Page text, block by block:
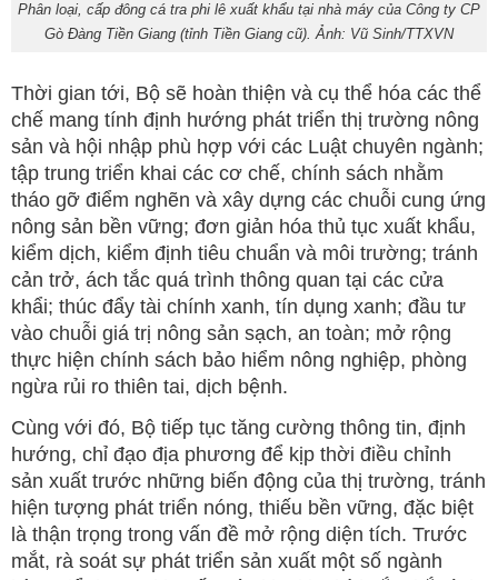
Phân loại, cấp đông cá tra phi lê xuất khẩu tại nhà máy của Công ty CP
Gò Đàng Tiền Giang (tỉnh Tiền Giang cũ). Ảnh: Vũ Sinh/TTXVN
Thời gian tới, Bộ sẽ hoàn thiện và cụ thể hóa các thể
chế mang tính định hướng phát triển thị trường nông
sản và hội nhập phù hợp với các Luật chuyên ngành;
tập trung triển khai các cơ chế, chính sách nhằm
tháo gỡ điểm nghẽn và xây dựng các chuỗi cung ứng
nông sản bền vững; đơn giản hóa thủ tục xuất khẩu,
kiểm dịch, kiểm định tiêu chuẩn và môi trường; tránh
cản trở, ách tắc quá trình thông quan tại các cửa
khẩi; thúc đẩy tài chính xanh, tín dụng xanh; đầu tư
vào chuỗi giá trị nông sản sạch, an toàn; mở rộng
thực hiện chính sách bảo hiểm nông nghiệp, phòng
ngừa rủi ro thiên tai, dịch bệnh.
Cùng với đó, Bộ tiếp tục tăng cường thông tin, định
hướng, chỉ đạo địa phương để kịp thời điều chỉnh
sản xuất trước những biến động của thị trường, tránh
hiện tượng phát triển nóng, thiếu bền vững, đặc biệt
là thận trọng trong vấn đề mở rộng diện tích. Trước
mắt, rà soát sự phát triển sản xuất một số ngành